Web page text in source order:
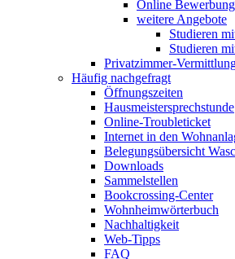
Online Bewerbung
weitere Angebote
Studieren
Studieren
Privatzimmer-
Häufig nachgefragt
Öffnungszeiten
Hausmeistersprechstunde
Online-Troubleticket
Internet in den
Belegungsübersicht
Downloads
Sammelstellen
Bookcrossing-Center
Wohnheimwörterbuch
Nachhaltigkeit
Web-Tipps
FAQ